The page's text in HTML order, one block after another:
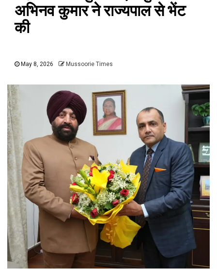
अभिनव कुमार ने राज्यपाल से भेंट
की
May 8, 2026 Mussoorie Times